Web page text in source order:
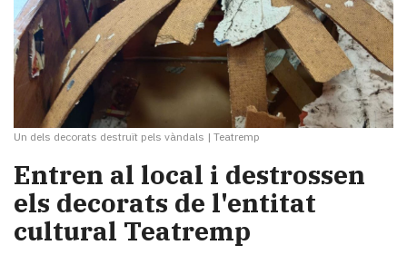
Un dels decorats destruït pels vàndals | Teatremp
Entren al local i destrossen
els decorats de l'entitat
cultural Teatremp